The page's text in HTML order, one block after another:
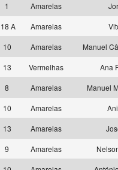
1 Amarelas
18 A Amarelas
10 Amarelas
Manuel
13 Vermelhas
Ana
8 Amarelas
Manuel
10 Amarelas
13 Amarelas
9 Amarelas